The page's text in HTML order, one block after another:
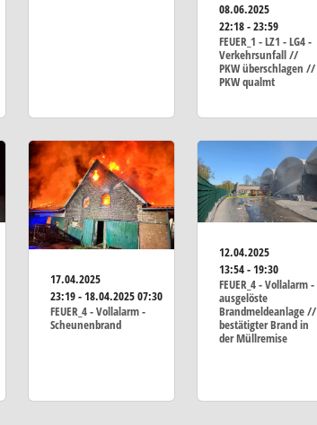
08.06.2025
22:18 - 23:59
FEUER_1 - LZ1 - LG4 -
Verkehrsunfall //
PKW überschlagen //
PKW qualmt
17.04.2025
23:19 - 18.04.2025 07:30
FEUER_4 - Vollalarm -
Scheunenbrand
12.04.2025
13:54 - 19:30
FEUER_4 - Vollalarm -
ausgelöste
Brandmeldeanlage //
bestätigter Brand in
der Müllremise